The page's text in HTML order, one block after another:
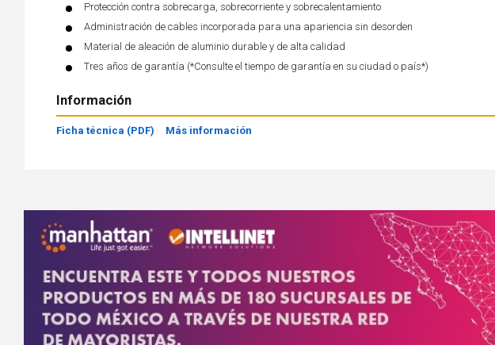
Protección contra sobrecarga, sobrecorriente y sobrecalentamiento
Administración de cables incorporada para una apariencia sin desorden
Material de aleación de aluminio durable y de alta calidad
Tres años de garantía (*Consulte el tiempo de garantía en su ciudad o país*)
Información
Ficha técnica (PDF) Más información